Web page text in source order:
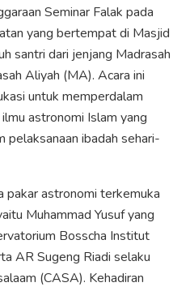
Seminar Falak pada
yang bertempat di Masjid
santri dari jenjang Madrasah
Aliyah (MA). Acara ini
untuk memperdalam
astronomi Islam yang
pelaksanaan ibadah sehari-
pakar astronomi terkemuka
Muhammad Yusuf yang
Bosscha Institut
AR Sugeng Riadi selaku
(CASA). Kehadiran